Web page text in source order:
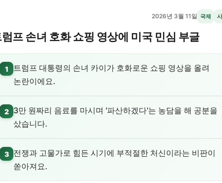
2026년 3월 11일 국제
프 손녀 호화 쇼핑 영상에 미국 민심 부글
1
트럼프 대통령의 손녀 카이가 호화로운 쇼핑 영상을 올려
논란이에요.
2
3만 원짜리 음료를 마시며 '파산하겠다'는 농담을 해 공분을
샀습니다.
3
전쟁과 고물가로 힘든 시기에 부적절한 처신이라는 비판이
쏟아져요.